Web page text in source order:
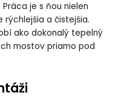
Práca je s ňou nielen
rýchlejšia a čistejšia.
ako dokonalý tepelný
mostov priamo pod